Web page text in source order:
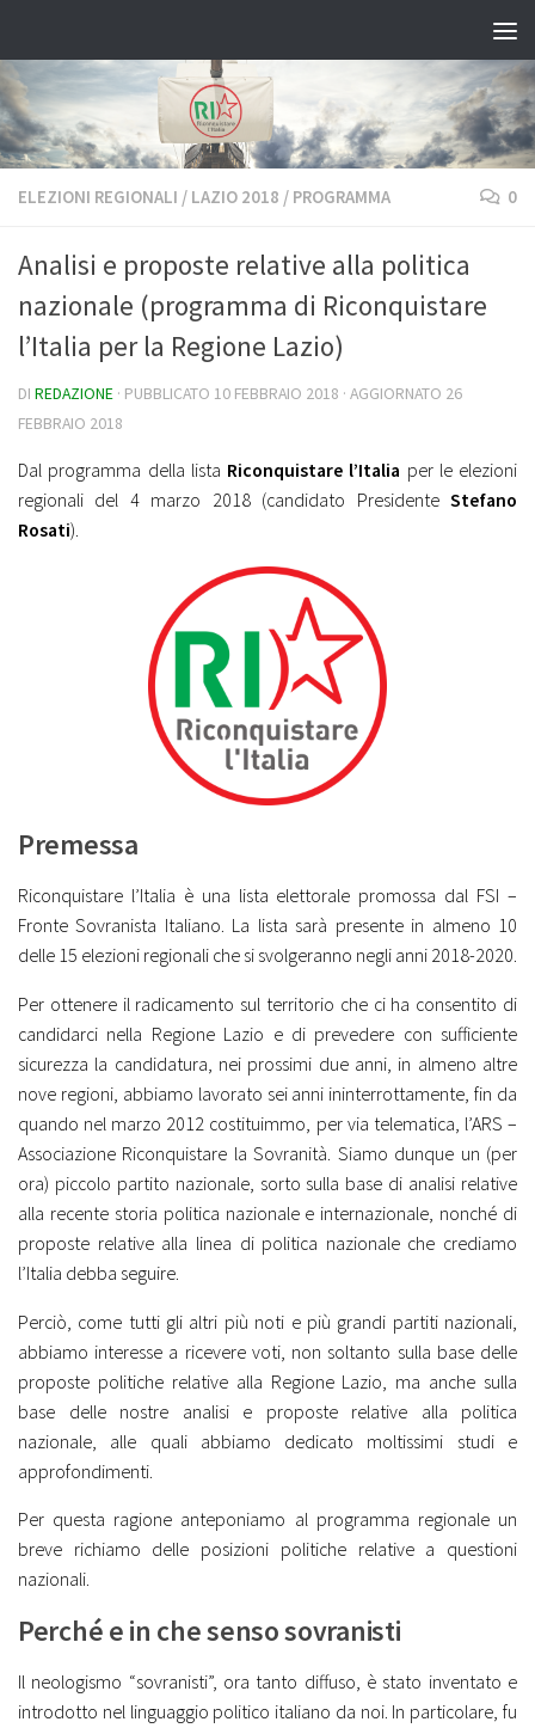
ELEZIONI REGIONALI / LAZIO 2018 / PROGRAMMA 0
Analisi e proposte relative alla politica
nazionale (programma di Riconquistare
l’Italia per la Regione Lazio)
DI REDAZIONE · PUBBLICATO 10 FEBBRAIO 2018 · AGGIORNATO 26
FEBBRAIO 2018
Dal programma della lista Riconquistare l’Italia per le elezioni
regionali del 4 marzo 2018 (candidato Presidente Stefano
Rosati).
Premessa
Riconquistare l’Italia è una lista elettorale promossa dal FSI –
Fronte Sovranista Italiano. La lista sarà presente in almeno 10
delle 15 elezioni regionali che si svolgeranno negli anni 2018-2020.
Per ottenere il radicamento sul territorio che ci ha consentito di
candidarci nella Regione Lazio e di prevedere con sufficiente
sicurezza la candidatura, nei prossimi due anni, in almeno altre
nove regioni, abbiamo lavorato sei anni ininterrottamente, fin da
quando nel marzo 2012 costituimmo, per via telematica, l’ARS –
Associazione Riconquistare la Sovranità. Siamo dunque un (per
ora) piccolo partito nazionale, sorto sulla base di analisi relative
alla recente storia politica nazionale e internazionale, nonché di
proposte relative alla linea di politica nazionale che crediamo
l’Italia debba seguire.
Perciò, come tutti gli altri più noti e più grandi partiti nazionali,
abbiamo interesse a ricevere voti, non soltanto sulla base delle
proposte politiche relative alla Regione Lazio, ma anche sulla
base delle nostre analisi e proposte relative alla politica
nazionale, alle quali abbiamo dedicato moltissimi studi e
approfondimenti.
Per questa ragione anteponiamo al programma regionale un
breve richiamo delle posizioni politiche relative a questioni
nazionali.
Perché e in che senso sovranisti
Il neologismo “sovranisti”, ora tanto diffuso, è stato inventato e
introdotto nel linguaggio politico italiano da noi. In particolare, fu